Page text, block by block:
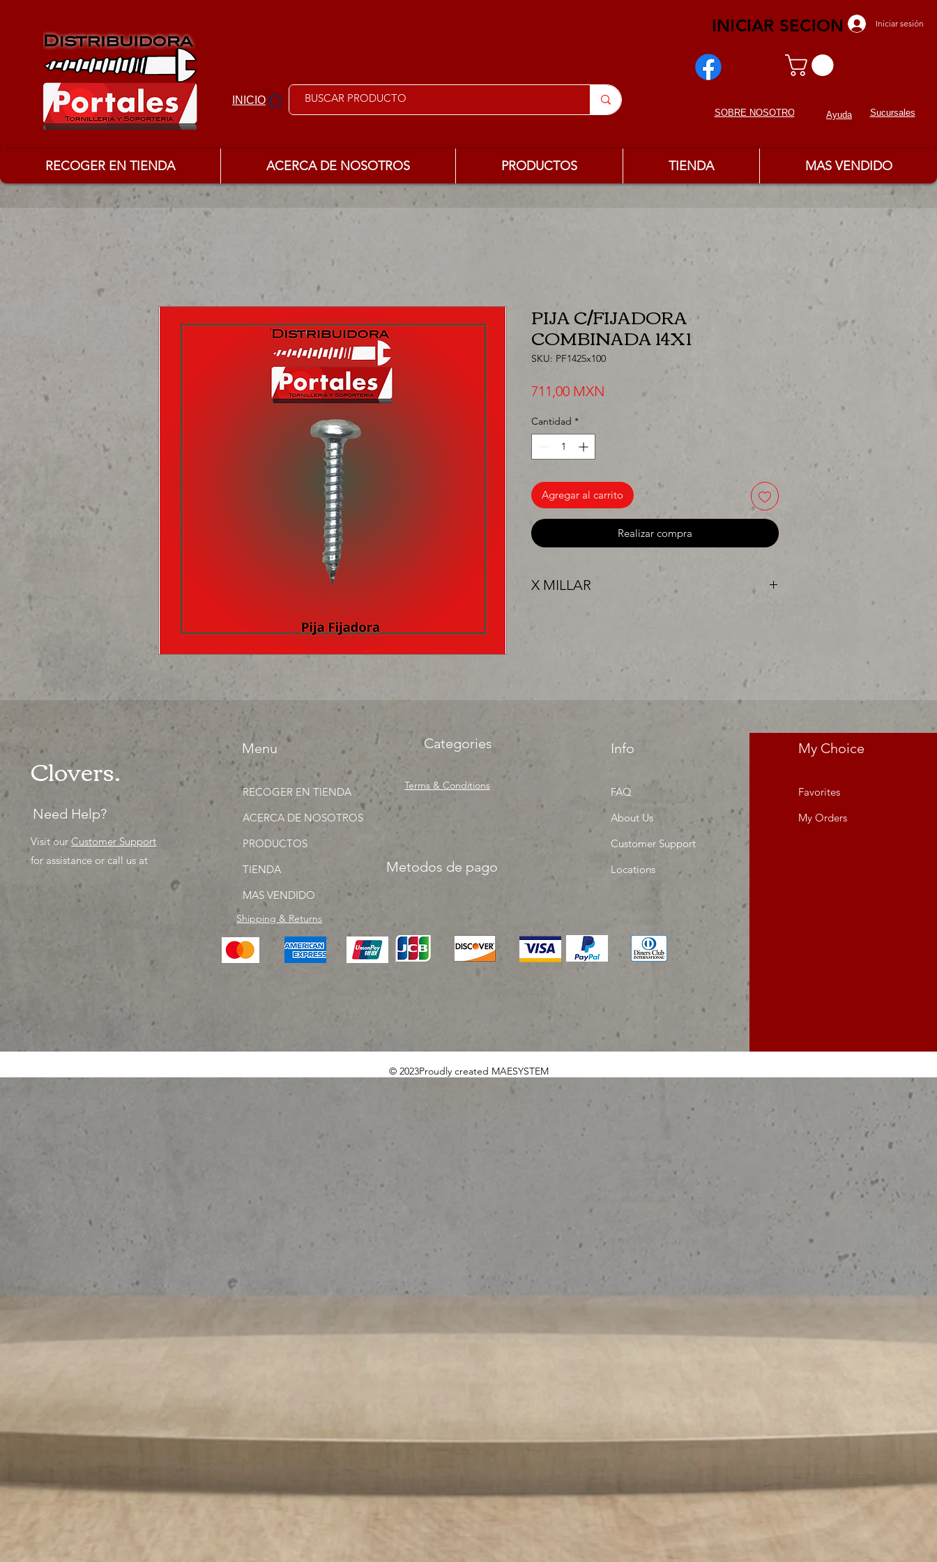
INICIO
Iniciar sesión
INICIAR SECION
SOBRE NOSOTROS Ayuda Sucursales
RECOGER EN TIENDA ACERCA DE NOSOTROS PRODUCTOS TIENDA MAS VENDIDO
PIJA C/FIJADORA
COMBINADA 14X1
SKU: PF1425x100
711,00 MXN
Cantidad *
Agregar al carrito
Realizar compra
X MILLAR
Clovers.
Need Help?
Visit ourCustomer Support
for assistance or call us at
Menu
RECOGER EN TIENDA
ACERCA DE NOSOTROS
PRODUCTOS
TIENDA
MAS VENDIDO
Shipping & Returns
Categories
Terms & Conditions
Info
FAQ
About Us
Customer Support
Locations
My Choice
Favorites
My Orders
Metodos de pago
© 2023Proudly created MAESYSTEM